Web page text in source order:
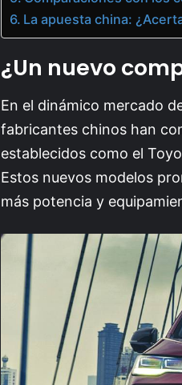
La apuesta china:
¿Un nuevo
En el dinámico mercado
fabricantes chinos han
establecidos como el
Estos nuevos modelos
más potencia y